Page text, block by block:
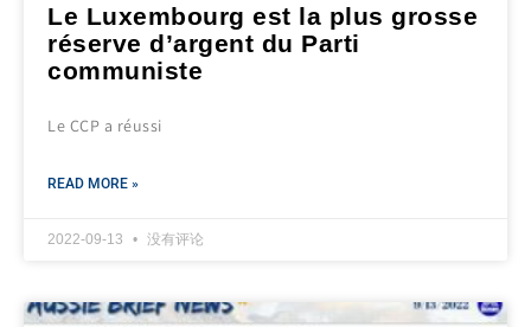
Le Luxembourg est la plus grosse
réserve d’argent du Parti
communiste
Le CCP a réussi
READ MORE »
2022-09-13 没有评论